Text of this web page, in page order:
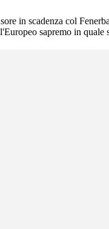
in scadenza col
sapremo in quale